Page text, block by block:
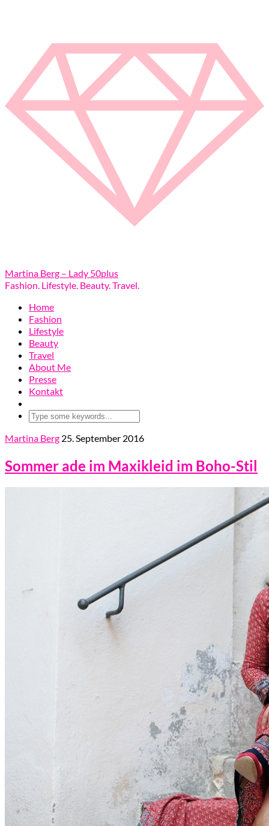
Martina Berg – Lady 50plus
Fashion. Lifestyle. Beauty. Travel.
Home
Fashion
Lifestyle
Beauty
Travel
About Me
Presse
Kontakt
Martina Berg 25. September 2016
Sommer ade im Maxikleid im Boho-Stil